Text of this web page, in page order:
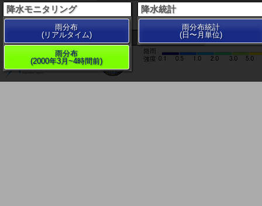
200 km
降水モニタリング
雨分布
(リアルタイム)
雨分布
(2000年3月~4時間前)
降水統計
雨分布統計
(日〜月単位)